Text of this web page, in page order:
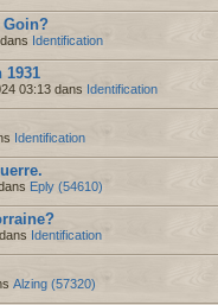
Identification
1931
03:13 dans Identification
Identification
Eply (54610)
Identification
Alzing (57320)